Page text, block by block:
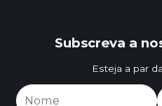
Subscreva a
Esteja a par